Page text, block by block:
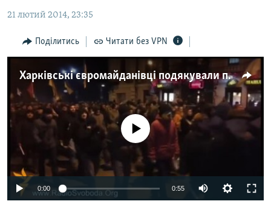
основної
Перейти
до
пошуку
БЛОГИ
ПОГЛЯД
ВСЕ ЗА ДЕНЬ
СПЕЦПРОЕКТИ
ВІДЕОУРОКИ «ELIFBE»
СВІДЧЕННЯ ОКУПАЦІЇ
УКРАЇНСЬКА ПРОБЛЕМА КРИМУ
ЯК ОБІЙТИ БЛОКУВАННЯ
Русский
Qırımtatar
21 лютий 2014, 23:35
Поділитись Читати без VPN
Харківські євромайданівці подякували полякам за підтримку українського народу
No media source currently available
0:00 0:55